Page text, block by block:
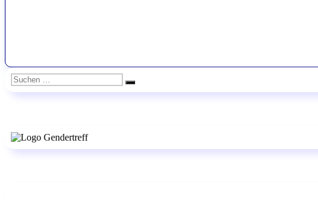
Suchen
nach:
Suchen